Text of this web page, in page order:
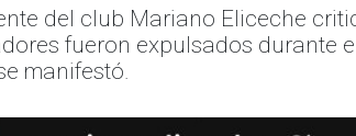
del club Mariano Eliceche
fueron expulsados durante
manifestó.